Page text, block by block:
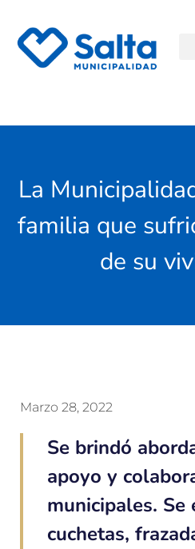
La
familia que
de su
Marzo 28, 2022
Se brindó
apoyo y
municipales. Se
cuchetas,